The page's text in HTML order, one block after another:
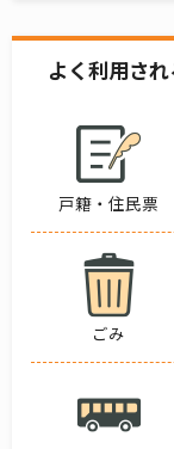
よく利用さ
戸籍・住民票
ごみ